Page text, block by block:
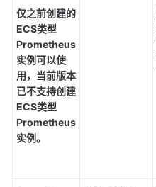
景
监
控
概
览
接
仅之前创建的
ECS类型
Prometheus
实例可以使
用， 当前版本
已不支持创建
ECS类型
Prometheus
实例。